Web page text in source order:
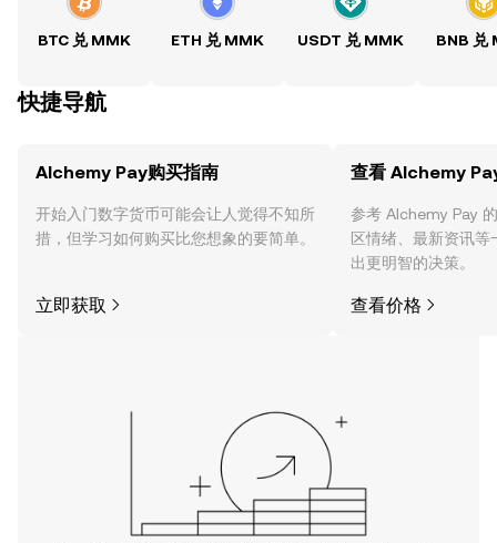
BTC 兑 MMK ETH 兑 MMK USDT 兑 MMK BNB 兑
快捷导航
Alchemy Pay购买指南
开始入门数字货币可能会让人觉得不知所
措，但学习如何购买比您想象的要简单。
立即获取
查看 Alchemy
参考 Alchemy Pay
区情绪、最新资讯
出更明智的决策。
查看价格